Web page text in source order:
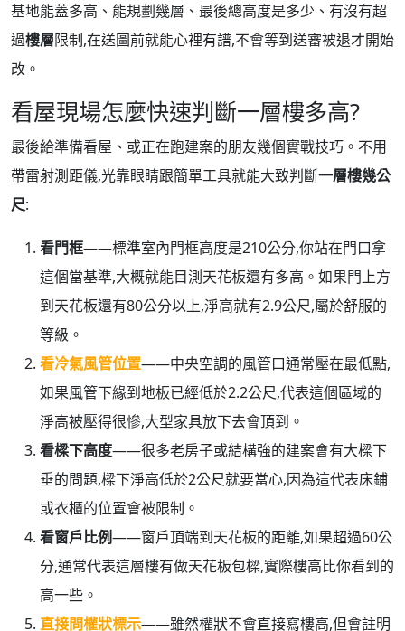
基地能蓋多高、能規劃幾層、最後總高度是多少、有沒有超
過樓層限制,在送圖前就能心裡有譜,不會等到送審被退才開始
改。
看屋現場怎麼快速判斷一層樓多高?
最後給準備看屋、或正在跑建案的朋友幾個實戰技巧。不用
帶雷射測距儀,光靠眼睛跟簡單工具就能大致判斷一層樓幾公
尺:
看門框——標準室內門框高度是210公分,你站在門口拿
這個當基準,大概就能目測天花板還有多高。如果門上方
到天花板還有80公分以上,淨高就有2.9公尺,屬於舒服的
等級。
看冷氣風管位置——中央空調的風管口通常壓在最低點,
如果風管下緣到地板已經低於2.2公尺,代表這個區域的
淨高被壓得很慘,大型家具放下去會頂到。
看樑下高度——很多老房子或結構強的建案會有大樑下
垂的問題,樑下淨高低於2公尺就要當心,因為這代表床鋪
或衣櫃的位置會被限制。
看窗戶比例——窗戶頂端到天花板的距離,如果超過60公
分,通常代表這層樓有做天花板包樑,實際樓高比你看到的
高一些。
直接問權狀標示——雖然權狀不會直接寫樓高,但會註明